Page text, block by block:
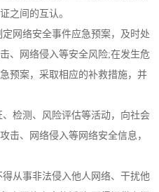
之间的互认。
网络安全事件应急预案，及时处
、网络侵入等安全风险;在发生危
预案，采取相应的补救措施，并
检测、风险评估等活动，向社会
击、网络侵入等网络安全信息，
从事非法侵入他人网络、干扰他